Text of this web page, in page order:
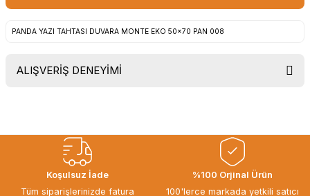
PANDA YAZI TAHTASI DUVARA MONTE EKO 50x70 PAN 008
ALIŞVERİŞ DENEYİMİ
gorusmek uzere, hayirli ve bol
kazanclar dilerim.
İbrahim Ertuğrul ARSLANOĞLU |
Koşulsuz İade
Tüm siparişlerinizde fatura
%100 Orjinal Ürün
100'lerce markada yetkili satıcı